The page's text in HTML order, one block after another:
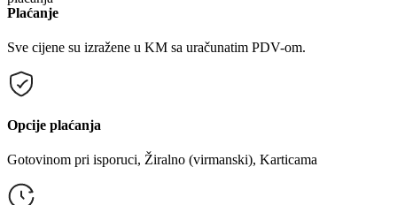
Plaćanje
Sve cijene su izražene u KM sa uračunatim PDV-om.
Opcije plaćanja
Gotovinom pri isporuci, Žiralno (virmanski), Karticama